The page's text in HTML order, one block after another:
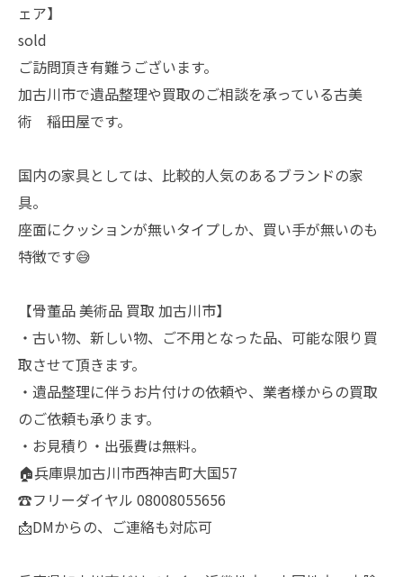
ェア】
sold
ご訪問頂き有難うございます。
加古川市で遺品整理や買取のご相談を承っている古美
術 稲田屋です。
国内の家具としては、比較的人気のあるブランドの家
具。
座面にクッションが無いタイプしか、買い手が無いのも
特徴です😅
【骨董品 美術品 買取 加古川市】
・古い物、新しい物、ご不用となった品、可能な限り買
取させて頂きます。
・遺品整理に伴うお片付けの依頼や、業者様からの買取
のご依頼も承ります。
・お見積り・出張費は無料。
🏠兵庫県加古川市西神吉町大国57
☎️フリーダイヤル 08008055656
📩DMからの、ご連絡も対応可